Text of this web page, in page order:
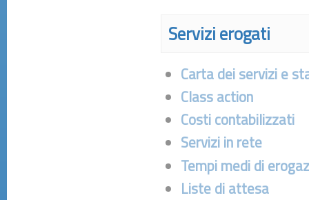
Servizi erogati
Carta dei servizi e
Class action
Costi contabilizzati
Servizi in rete
Tempi medi di
Liste di attesa